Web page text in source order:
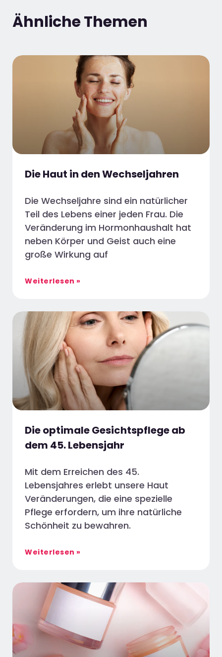
Ähnliche Themen
Die Haut in den Wechseljahren
Die Wechseljahre sind ein natürlicher
Teil des Lebens einer jeden Frau. Die
Veränderung im Hormonhaushalt hat
neben Körper und Geist auch eine
große Wirkung auf
Weiterlesen »
Die optimale Gesichtspflege ab
dem 45. Lebensjahr
Mit dem Erreichen des 45.
Lebensjahres erlebt unsere Haut
Veränderungen, die eine spezielle
Pflege erfordern, um ihre natürliche
Schönheit zu bewahren.
Weiterlesen »